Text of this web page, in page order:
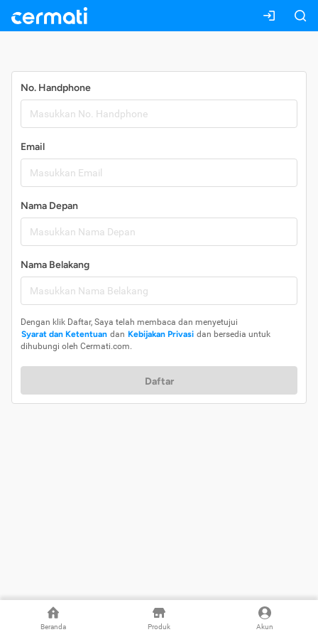
Beranda Produk Akun
No. Handphone
Email
Nama Depan
Nama Belakang
Dengan klik Daftar, Saya telah membaca dan menyetujui
Syarat dan Ketentuan dan Kebijakan Privasi dan bersedia untuk
dihubungi oleh Cermati.com.
Daftar